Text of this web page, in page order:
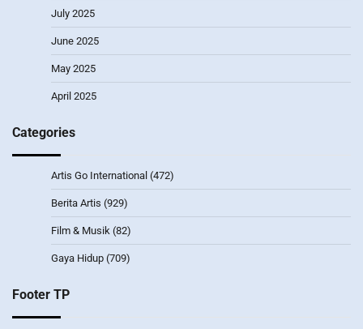
July 2025
June 2025
May 2025
April 2025
Categories
Artis Go International (472)
Berita Artis (929)
Film & Musik (82)
Gaya Hidup (709)
Footer TP